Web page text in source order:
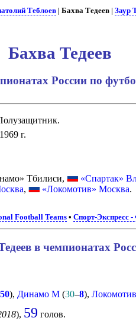
Теблоев| Бахва Тедеев | Заур
Бахва Тедеев
России по
г.
Тбилиси,
«Спартак»
, «Локомотив» Москва.
Football Teams• Спорт-Экспресс
в чемпионатах
50), Динамо М(30–8),
), 59 голов.